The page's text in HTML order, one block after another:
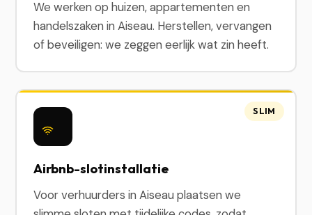
We werken op huizen, appartementen en
handelszaken in Aiseau. Herstellen, vervangen
of beveiligen: we zeggen eerlijk wat zin heeft.
Airbnb-slotinstallatie
Voor verhuurders in Aiseau plaatsen we
SLIM